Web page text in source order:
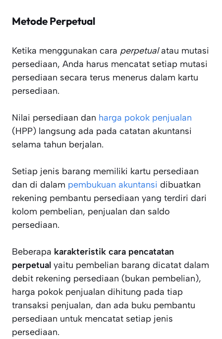
Metode Perpetual
Ketika menggunakan cara perpetualatau mutasi
persediaan, Anda harus mencatat setiap mutasi
persediaan secara terus menerus dalam kartu
persediaan.
Nilai persediaan dan harga pokok penjualan
(HPP) langsung ada pada catatan akuntansi
selama tahun berjalan.
Setiap jenis barang memiliki kartu persediaan
dan di dalam pembukuan akuntansi dibuatkan
rekening pembantu persediaan yang terdiri dari
kolom pembelian, penjualan dan saldo
persediaan.
Beberapa karakteristik cara pencatatan
perpetual yaitu pembelian barang dicatat dalam
debit rekening persediaan (bukan pembelian),
harga pokok penjualan dihitung pada tiap
transaksi penjualan, dan ada buku pembantu
persediaan untuk mencatat setiap jenis
persediaan.